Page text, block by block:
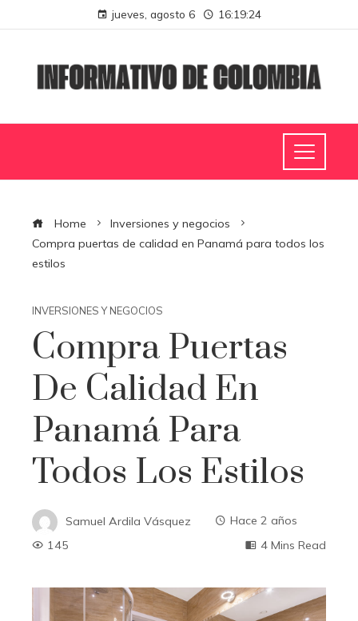
jueves, agosto 6 16:19:25
Home
Inversiones y negocios
Compra puertas de calidad en Panamá para todos los
estilos
INVERSIONES Y NEGOCIOS
Compra Puertas
De Calidad En
Panamá Para
Todos Los Estilos
Samuel Ardila Vásquez
Hace 2 años
145
4 Mins Read